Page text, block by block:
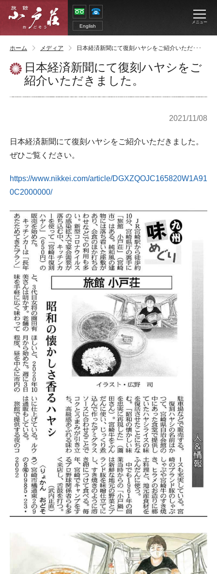
English
メニュー
ホーム メディア 日本経済新聞にて復刻ハヤシをご紹介いただ･･･
日本経済新聞にて復刻ハヤシをご
紹介いただきました。
2021/11/08
日本経済新聞にて復刻ハヤシをご紹介いただきました。
ぜひご覧ください。
https://www.nikkei.com/article/DGXZQOJC165820W1A91
0C2000000/